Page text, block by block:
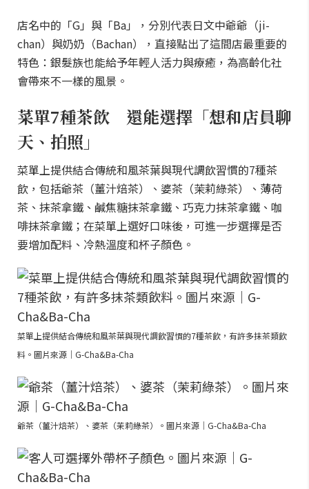
店名中的「G」與「Ba」，分別代表日文中爺爺（ji-
chan）與奶奶（Bachan），直接點出了這間店最重要的
特色：銀髮族也能給予年輕人活力與療癒，為高齡化社
會帶來不一樣的風景。
菜單7種茶飲 還能選擇「想和店員聊
天、拍照」
菜單上提供結合傳統和風茶葉與現代調飲習慣的7種茶
飲，包括爺茶（薑汁焙茶）、婆茶（茉莉綠茶）、薄荷
茶、抹茶拿鐵、鹹焦糖抹茶拿鐵、巧克力抹茶拿鐵、咖
啡抹茶拿鐵；在菜單上選好口味後，可進一步選擇是否
要增加配料、冷熱溫度和杯子顏色。
菜單上提供結合傳統和風茶葉與現代調飲習慣的7種茶飲，有許多抹茶類飲
料。圖片來源｜G-Cha&Ba-Cha
爺茶（薑汁焙茶）、婆茶（茉莉綠茶）。圖片來源｜G-Cha&Ba-Cha